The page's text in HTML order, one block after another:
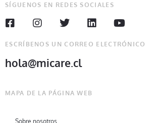
SÍGUENOS EN REDES SOCIALES
ESCRÍBENOS UN CORREO ELECTRÓNICO
hola@micare.cl
MAPA DE LA PÁGINA WEB
Sobre nosotros